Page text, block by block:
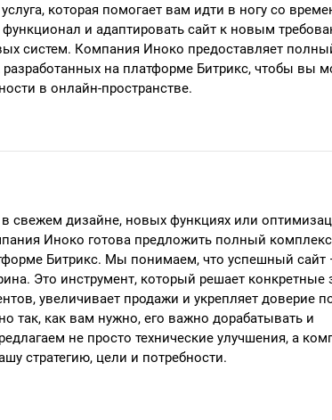
которая помогает вам идти в ногу со
и адаптировать сайт к новым
систем. Компания Иноко предоставляет
на платформе Битрикс, чтобы вы
в онлайн-пространстве.
свежем дизайне, новых функциях или
Иноко готова предложить полный комплекс
Битрикс. Мы понимаем, что успешный сайт
Это инструмент, который решает конкретные
увеличивает продажи и укрепляет доверие
так, как вам нужно, его важно дорабатывать и
не просто технические улучшения, а
стратегию, цели и потребности.